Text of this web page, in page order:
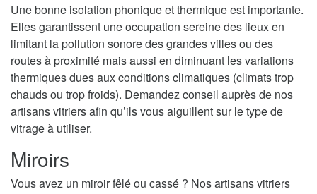
Une bonne isolation phonique et thermique est importante.
Elles garantissent une occupation sereine des lieux en
limitant la pollution sonore des grandes villes ou des
routes à proximité mais aussi en diminuant les variations
thermiques dues aux conditions climatiques (climats trop
chauds ou trop froids). Demandez conseil auprès de nos
artisans vitriers afin qu’ils vous aiguillent sur le type de
vitrage à utiliser.
Miroirs
Vous avez un miroir fêlé ou cassé ? Nos artisans vitriers